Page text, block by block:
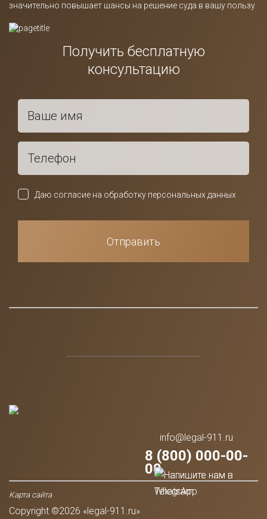
значительно повышает шансы на решение суда в вашу пользу.
Получить бесплатную
консультацию
Даю согласие на обработку персональных данных
Отправить
info@legal-911.ru
8 (800) 000-00-
00
Карта сайта
Copyright ©2026 «legal-911.ru»